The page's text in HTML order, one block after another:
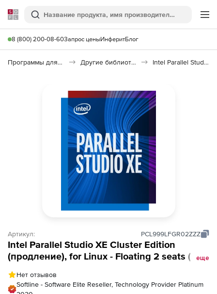
Softline
Поиск
8 (800) 200-08-60Запрос ценыИнферитБлог
Программы для программирования Другие библиотеки Intel Parallel Studio XE Cluster Edition for C++ and Fortran
Артикул: PCL999LFGR02ZZZ
Intel Parallel Studio XE Cluster Edition
(продление), for Linux - Floating 2 seats (SSR
еще
Нет отзывов
Softline - Software Elite Reseller, Technology Provider Platinum